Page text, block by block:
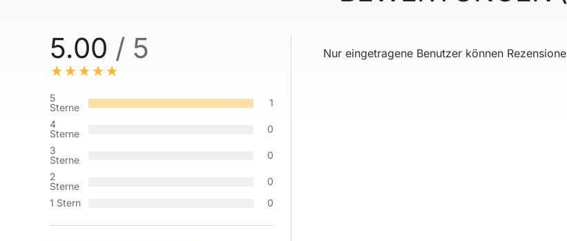
5.00 / 5
5
Sterne
1
4
Sterne
0
3
Sterne
0
2
Sterne
0
1 Stern
0
Nur eingetragene Benutzer können